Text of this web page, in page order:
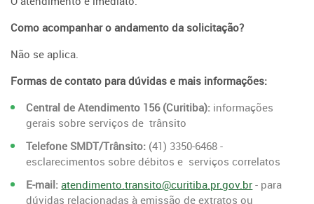
Como acompanhar o andamento da solicitação?
Não se aplica.
Formas de contato para dúvidas e mais informações:
Central de Atendimento 156 (Curitiba): informações
gerais sobre serviços de trânsito
Telefone SMDT/Trânsito: (41) 3350-6468 -
esclarecimentos sobre débitos e serviços correlatos
E-mail:atendimento.transito@curitiba.pr.gov.br - para
dúvidas relacionadas à emissão de extratos ou